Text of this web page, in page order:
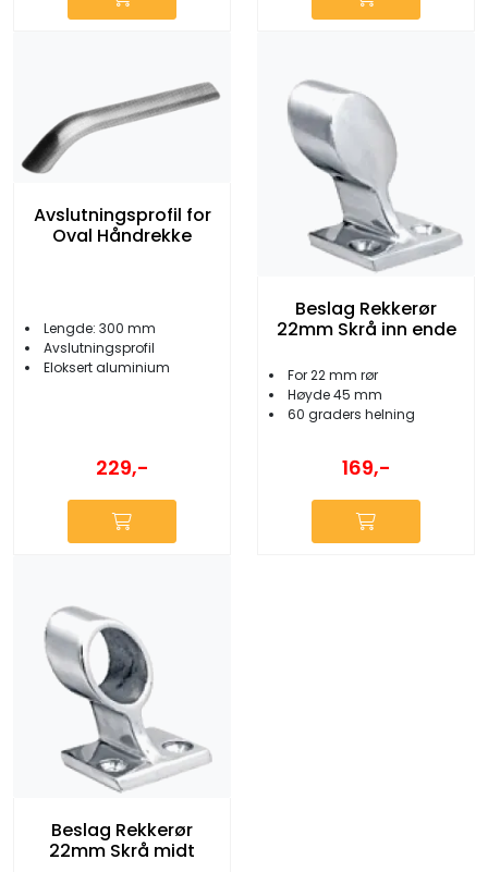
Avslutningsprofil for
Oval Håndrekke
Lengde: 300 mm
Avslutningsprofil
Eloksert aluminium
229,-
Beslag Rekkerør
22mm Skrå inn ende
For 22 mm rør
Høyde 45 mm
60 graders helning
169,-
Beslag Rekkerør
22mm Skrå midt